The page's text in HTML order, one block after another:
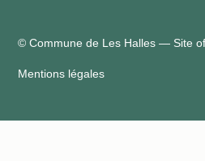
© Commune de Les Halles — Site
Mentions légales